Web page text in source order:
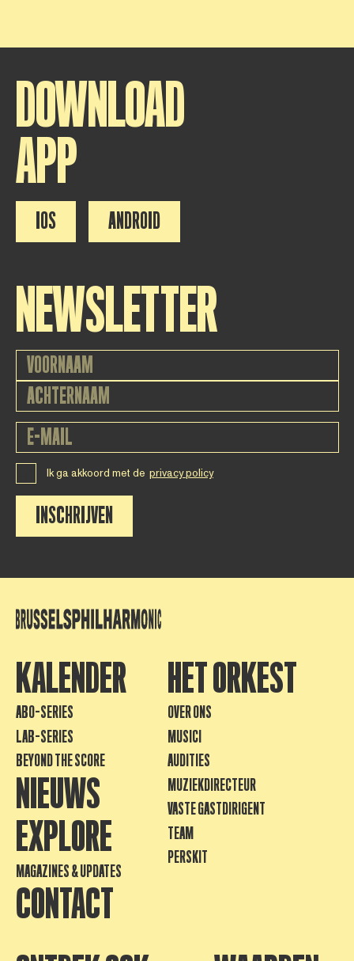
DOWNLOAD
APP
IOS ANDROID
NEWSLETTER
Ik ga akkoord met de privacy policy
INSCHRIJVEN
KALENDER
ABO-SERIES
LAB-SERIES
BEYOND THE SCORE
NIEUWS
EXPLORE
MAGAZINES & UPDATES
CONTACT
HET ORKEST
OVER ONS
MUSICI
AUDITIES
MUZIEKDIRECTEUR
VASTE GASTDIRIGENT
TEAM
PERSKIT